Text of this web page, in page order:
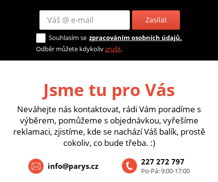
Zasílat
Souhlasím se zpracováním osobních údajů.
Odběr můžete kdykolivzrušit.
Jsme tu pro Vás
Neváhejte nás kontaktovat, rádi Vám poradíme s
výběrem, pomůžeme s objednávkou, vyřešíme
reklamaci, zjistíme, kde se nachází Váš balík, prostě
cokoliv, co bude třeba. :)
227 272 797
Po-Pá: 9:00-17:00
info@parys.cz